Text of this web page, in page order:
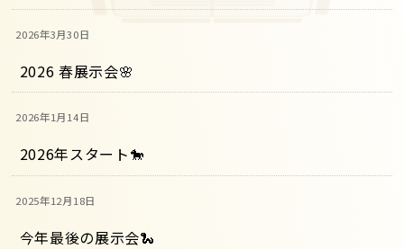
2026年3月30日
2026 春展示会🌸
2026年1月14日
2026年スタート🐎
2025年12月18日
今年最後の展示会🐍